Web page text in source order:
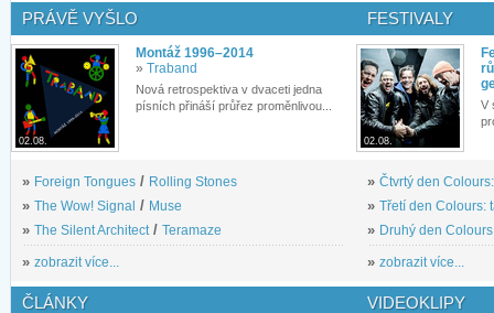
PRÁVĚ VYŠLO
02.08.
Montáž 1996–2014
» Traband
Nová retrospektiva v dvaceti jedna
písních přináší průřez proměnlivou...
» Foreign Tongues / Rolling Stones
» The Wow! Signal / Muse
» The Silent Architect/ Teramaze
» zobrazit více...
FESTIVALY
02.08.
V
» Čtvrtý den
» Třetí den Colours:
» Druhý den
» zobrazit více...
ČLÁNKY VIDEOKLIPY